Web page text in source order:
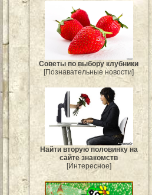
Советы по выбору клубники
[Познавательные новости]
Найти вторую половинку на
сайте знакомств
[Интересное]